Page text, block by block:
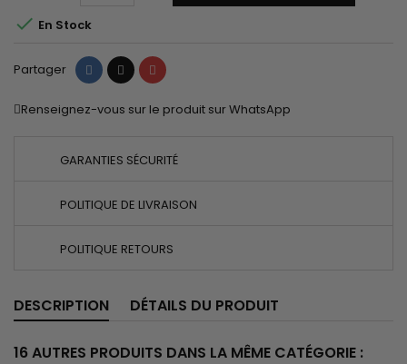
 En Stock
Partager PartagerTweet Pinterest
Renseignez-vous sur le produit sur WhatsApp
GARANTIES SÉCURITÉ
POLITIQUE DE LIVRAISON
POLITIQUE RETOURS
DESCRIPTION DÉTAILS DU PRODUIT
16 AUTRES PRODUITS DANS LA MÊME CATÉGORIE :